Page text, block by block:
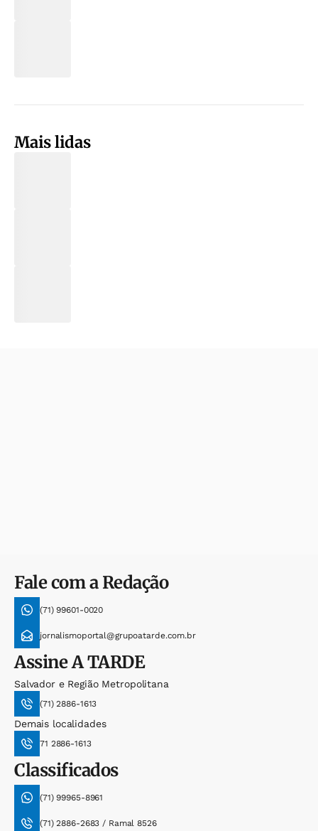
Mais lidas
Fale com a Redação
(71) 99601-0020
jornalismoportal@grupoatarde.com.br
AssineA TARDE
Salvador e Região Metropolitana
(71) 2886-1613
Demais localidades
71 2886-1613
Classificados
(71) 99965-8961
(71) 2886-2683 / Ramal 8526